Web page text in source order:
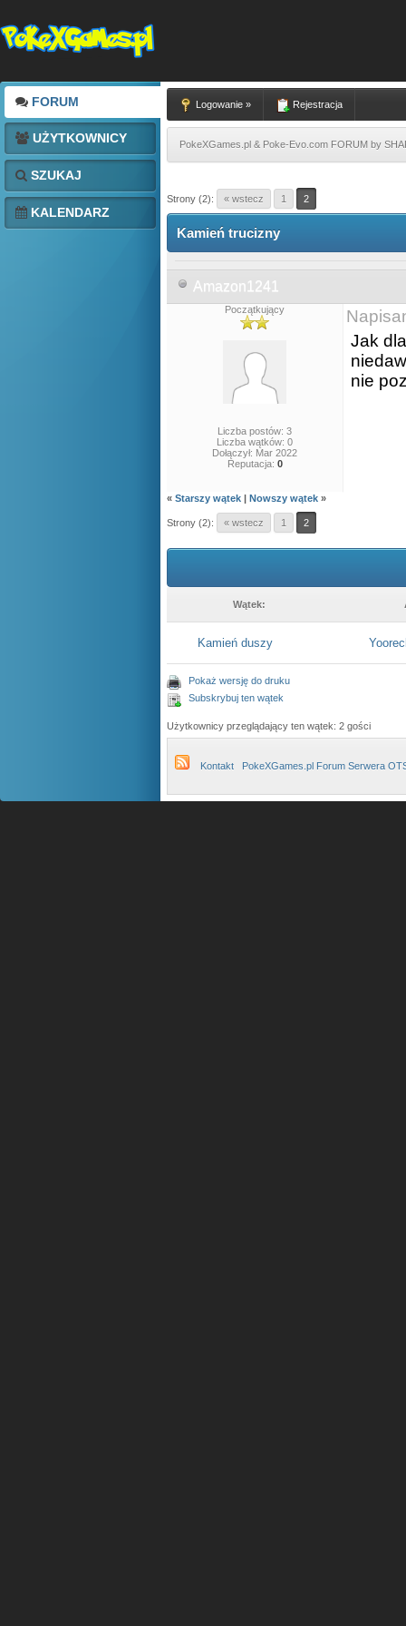
FORUM
UŻYTKOWNICY
SZUKAJ
KALENDARZ
Logowanie » Rejestracja
PokeXGames.pl & Poke-Evo.com FORUM by
Strony (2): « wstecz 1 2
Kamień trucizny
Amazon1241
Początkujący
Liczba postów: 3
Liczba wątków: 0
Dołączył: Mar 2022
Reputacja: 0
Jak
nie
« Starszy wątek | Nowszy wątek »
Strony (2): « wstecz 1 2
Wątek:
Kamień duszy
Pokaż wersję do druku
Subskrybuj ten wątek
Użytkownicy przeglądający ten wątek: 2 gości
Kontakt PokeXGames.pl Forum Serwera